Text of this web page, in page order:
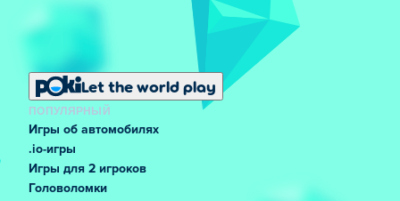
Let the world play
ПОПУЛЯРНЫЙ
Игры об автомобилях
.io-игры
Игры для 2 игроков
Головоломки